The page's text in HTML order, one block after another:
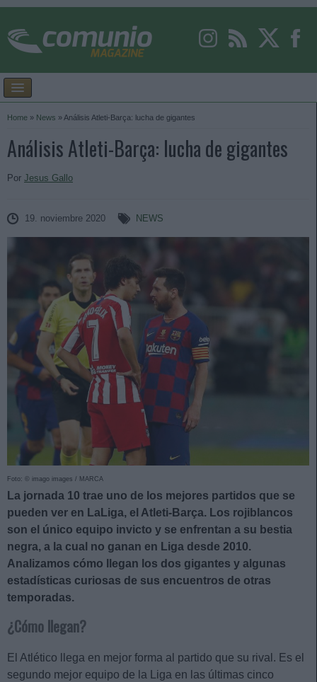
Home » News » Análisis Atleti-Barça: lucha de gigantes
Análisis Atleti-Barça: lucha de gigantes
Por Jesus Gallo
19. noviembre 2020 NEWS
Foto: © imago images / MARCA
La jornada 10 trae uno de los mejores partidos que se
pueden ver en LaLiga, el Atleti-Barça. Los rojiblancos
son el único equipo invicto y se enfrentan a su bestia
negra, a la cual no ganan en Liga desde 2010.
Analizamos cómo llegan los dos gigantes y algunas
estadísticas curiosas de sus encuentros de otras
temporadas.
¿Cómo llegan?
El Atlético llega en mejor forma al partido que su rival. Es el
segundo mejor equipo de la Liga en las últimas cinco